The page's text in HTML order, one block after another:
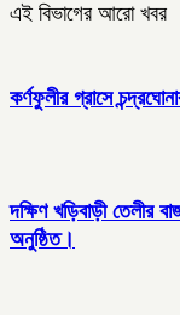
এই বিভাগের আরো খবর
কর্ণফুলীর গ্রাসে
দক্ষিণ খড়িবাড়ী
অনুষ্ঠিত।